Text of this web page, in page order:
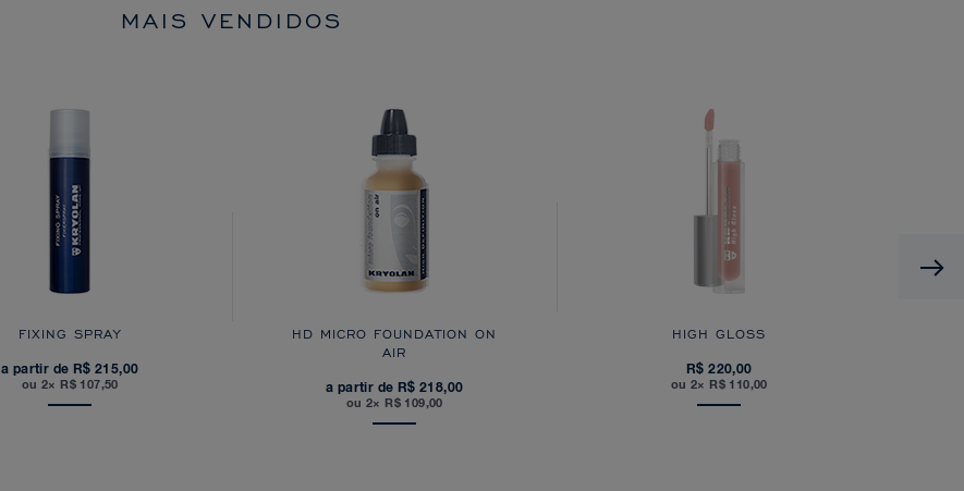
MAIS VENDIDOS
FIXING SPRAY
a partir de R$ 215,00
ou 2× R$ 107,50
HD MICRO FOUNDATION ON
AIR
a partir de R$ 218,00
ou 2× R$ 109,00
HIGH GLOSS
R$ 220,00
ou 2× R$ 110,00